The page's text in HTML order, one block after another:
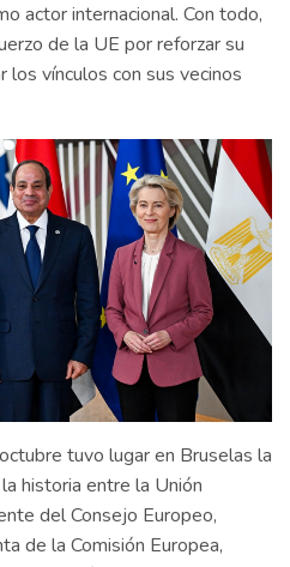
actor internacional. Con todo,
de la UE por reforzar su
los vínculos con sus vecinos
tuvo lugar en Bruselas la
historia entre la Unión
del Consejo Europeo,
de la Comisión Europea,